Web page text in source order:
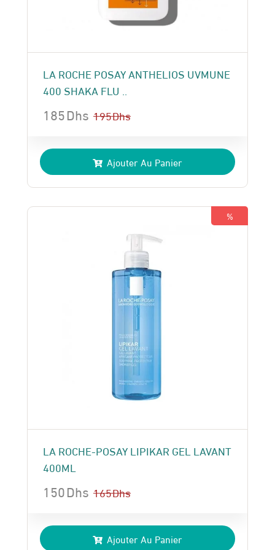
LA ROCHE POSAY ANTHELIOS UVMUNE
400 SHAKA FLU ..
195Dhs
prix
initial
était :
195 Dhs.
185Dhs
prix
actuel
est :
185 Dhs.
Ajouter Au Panier
%
LA ROCHE-POSAY LIPIKAR GEL LAVANT
400ML
165Dhs
prix
150Dhs
prix
Ajouter Au Panier